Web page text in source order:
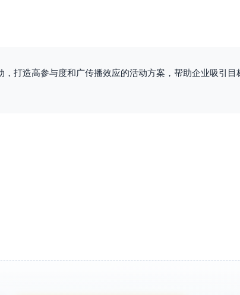
打造高参与度和广传播效应的活动方案，帮助企业吸引目